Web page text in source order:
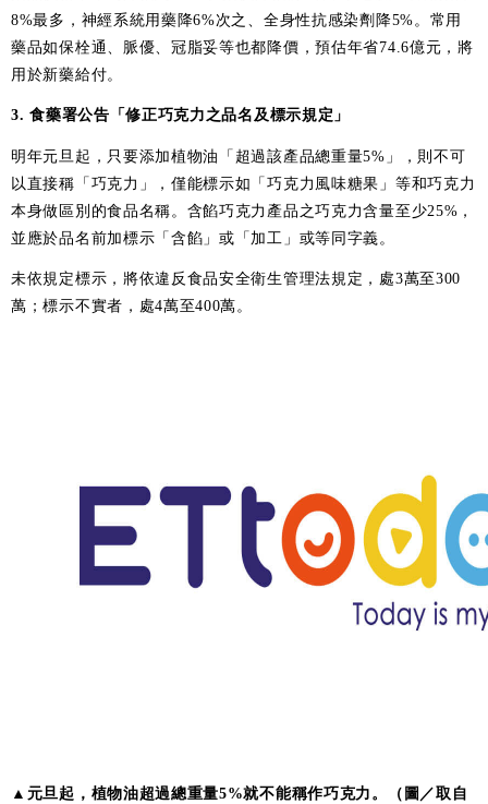
8%最多，神經系統用藥降6%次之、全身性抗感染劑降5%。常用
藥品如保栓通、脈優、冠脂妥等也都降價，預估年省74.6億元，將
用於新藥給付。
3. 食藥署公告「修正巧克力之品名及標示規定」
明年元旦起，只要添加植物油「超過該產品總重量5%」，則不可
以直接稱「巧克力」，僅能標示如「巧克力風味糖果」等和巧克力
本身做區別的食品名稱。含餡巧克力產品之巧克力含量至少25%，
並應於品名前加標示「含餡」或「加工」或等同字義。
未依規定標示，將依違反食品安全衛生管理法規定，處3萬至300
萬；標示不實者，處4萬至400萬。
▲元旦起，植物油超過總重量5%就不能稱作巧克力。（圖／取自